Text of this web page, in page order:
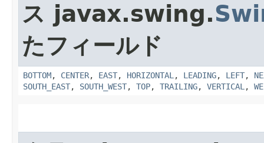
ス javax.swing.
たフィールド
BOTTOM, CENTER, EAST, HORIZONTAL, LEADING, LEFT,
SOUTH_EAST, SOUTH_WEST, TOP, TRAILING, VERTICAL,